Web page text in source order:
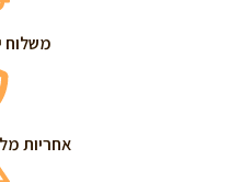
משלוח
אחריות